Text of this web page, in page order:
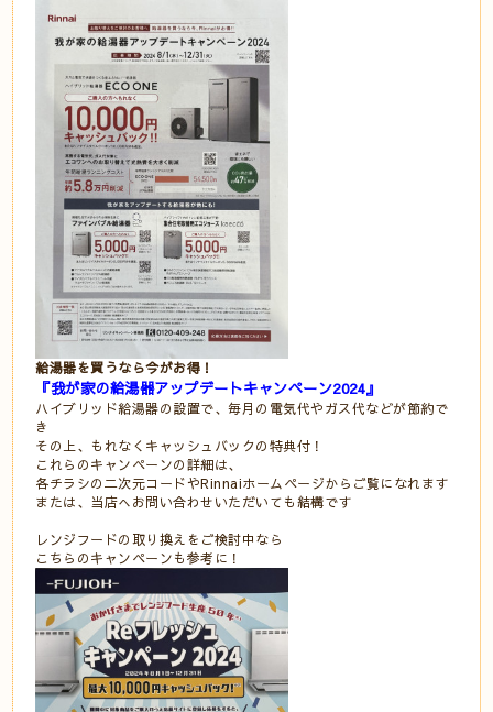
給湯器を買うなら今がお得！
『我が家の給湯器アップデートキャンペーン2024』
ハイブリッド給湯器の設置で、毎月の電気代やガス代などが節約で
き
その上、もれなくキャッシュバックの特典付！
これらのキャンペーンの詳細は、
各チラシの二次元コードやRinnaiホームページからご覧になれます
または、当店へお問い合わせいただいても結構です
レンジフードの取り換えをご検討中なら
こちらのキャンペーンも参考に！